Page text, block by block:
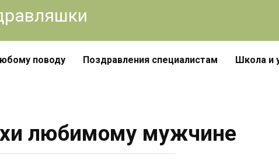
поводу Поздравления специалистам Школа и
любимому мужчине